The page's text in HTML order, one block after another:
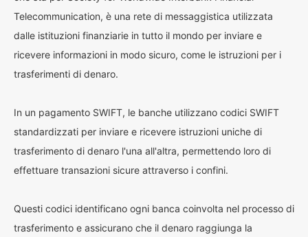
Telecommunication, è una rete di messaggistica utilizzata
dalle istituzioni finanziarie in tutto il mondo per inviare e
ricevere informazioni in modo sicuro, come le istruzioni per i
trasferimenti di denaro.
In un pagamento SWIFT, le banche utilizzano codici SWIFT
standardizzati per inviare e ricevere istruzioni uniche di
trasferimento di denaro l'una all'altra, permettendo loro di
effettuare transazioni sicure attraverso i confini.
Questi codici identificano ogni banca coinvolta nel processo di
trasferimento e assicurano che il denaro raggiunga la